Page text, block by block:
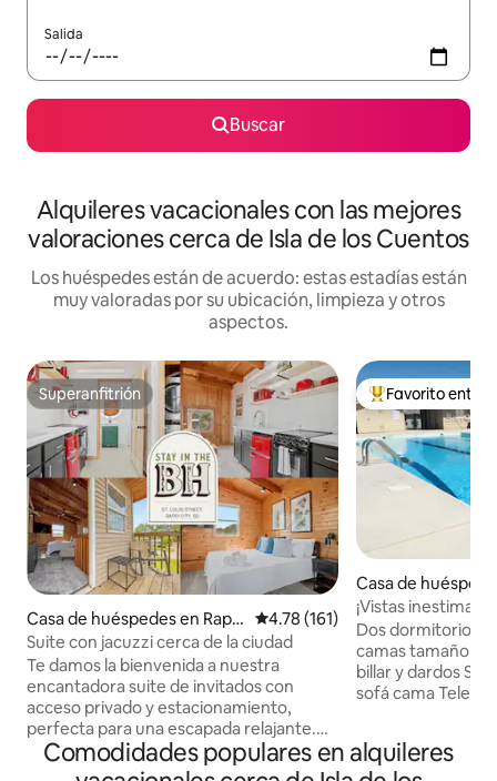
Salida
Buscar
Alquileres vacacionales con las mejores
valoraciones cerca de Isla de los Cuentos
Los huéspedes están de acuerdo: estas estadías están
muy valoradas por su ubicación, limpieza y otros
aspectos.
Superanfitrión
Superanfitrión
Casa de huéspedes en Rapid
City
Calificación promedio: 4.78 de
4.78 (161)
Suite con jacuzzi cerca de la ciudad
Te damos la bienvenida a nuestra
encantadora suite de invitados con
acceso privado y estacionamiento,
perfecta para una escapada relajante.
Este espacio único ofrece una bañera de
hidromasaje con total privacidad
Favorito entre
Favorito entre
Casa de
d City
¡Vistas
Negras!
Dos dormitorios
camas tamaño
billar y dardos
sofá cama
recreativas, de
Comodidades populares en alquileres